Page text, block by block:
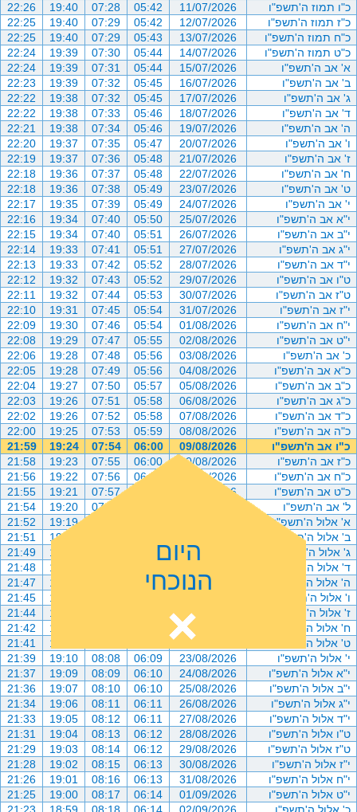
כ"ו תמוז ה'תשפ"ו
11/07/2026
05:42
07:28
19:40
22:26
כ"ז תמוז ה'תשפ"ו
12/07/2026
05:42
07:29
19:40
22:25
כ"ח תמוז ה'תשפ"ו
13/07/2026
05:43
07:29
19:40
22:25
כ"ט תמוז ה'תשפ"ו
14/07/2026
05:44
07:30
19:39
22:24
א' אב ה'תשפ"ו
15/07/2026
05:44
07:31
19:39
22:24
ב' אב ה'תשפ"ו
16/07/2026
05:45
07:32
19:39
22:23
ג' אב ה'תשפ"ו
17/07/2026
05:45
07:32
19:38
22:22
ד' אב ה'תשפ"ו
18/07/2026
05:46
07:33
19:38
22:22
ה' אב ה'תשפ"ו
19/07/2026
05:46
07:34
19:38
22:21
ו' אב ה'תשפ"ו
20/07/2026
05:47
07:35
19:37
22:20
ז' אב ה'תשפ"ו
21/07/2026
05:48
07:36
19:37
22:19
ח' אב ה'תשפ"ו
22/07/2026
05:48
07:37
19:36
22:18
ט' אב ה'תשפ"ו
23/07/2026
05:49
07:38
19:36
22:18
י' אב ה'תשפ"ו
24/07/2026
05:49
07:39
19:35
22:17
י"א אב ה'תשפ"ו
25/07/2026
05:50
07:40
19:34
22:16
י"ב אב ה'תשפ"ו
26/07/2026
05:51
07:40
19:34
22:15
י"ג אב ה'תשפ"ו
27/07/2026
05:51
07:41
19:33
22:14
י"ד אב ה'תשפ"ו
28/07/2026
05:52
07:42
19:33
22:13
ט"ו אב ה'תשפ"ו
29/07/2026
05:52
07:43
19:32
22:12
ט"ז אב ה'תשפ"ו
30/07/2026
05:53
07:44
19:32
22:11
י"ז אב ה'תשפ"ו
31/07/2026
05:54
07:45
19:31
22:10
י"ח אב ה'תשפ"ו
01/08/2026
05:54
07:46
19:30
22:09
י"ט אב ה'תשפ"ו
02/08/2026
05:55
07:47
19:29
22:08
כ' אב ה'תשפ"ו
03/08/2026
05:56
07:48
19:28
22:06
כ"א אב ה'תשפ"ו
04/08/2026
05:56
07:49
19:28
22:05
כ"ב אב ה'תשפ"ו
05/08/2026
05:57
07:50
19:27
22:04
כ"ג אב ה'תשפ"ו
06/08/2026
05:58
07:51
19:26
22:03
כ"ד אב ה'תשפ"ו
07/08/2026
05:58
07:52
19:26
22:02
כ"ה אב ה'תשפ"ו
08/08/2026
05:59
07:53
19:25
22:00
כ"ו אב ה'תשפ"ו
09/08/2026
06:00
07:54
19:24
21:59
כ"ז אב ה'תשפ"ו
10/08/2026
06:00
07:55
19:23
21:58
כ"ח אב ה'תשפ"ו
11/08/2026
06:01
07:56
19:22
21:56
כ"ט אב ה'תשפ"ו
12/08/2026
07:57
19:21
21:55
ל' אב ה'תשפ"ו
07:58
19:20
21:54
א' אלול ה'תשפ"ו
19:19
21:52
ב' אלול ה'תשפ"ו
19:18
21:51
ג' אלול ה'תשפ"ו
16/08/2026
19:17
21:49
ד' אלול ה'תשפ"ו
19:16
21:48
ה' אלול ה'תשפ"ו
18/08/2026
06:06
19:15
21:47
ו' אלול ה'תשפ"ו
19:14
21:45
ז' אלול ה'תשפ"ו
20/08/2026
19:12
21:44
ח' אלול ה'תשפ"ו
21/08/2026
19:11
21:42
ט' אלול ה'תשפ"ו
22/08/2026
19:11
21:41
י' אלול ה'תשפ"ו
23/08/2026
06:09
08:08
19:10
21:39
י"א אלול ה'תשפ"ו
24/08/2026
06:10
08:09
19:09
21:37
י"ב אלול ה'תשפ"ו
25/08/2026
06:10
08:10
19:07
21:36
י"ג אלול ה'תשפ"ו
26/08/2026
06:11
08:11
19:06
21:34
י"ד אלול ה'תשפ"ו
27/08/2026
06:11
08:12
19:05
21:33
ט"ו אלול ה'תשפ"ו
28/08/2026
06:12
08:13
19:04
21:31
ט"ז אלול ה'תשפ"ו
29/08/2026
06:12
08:14
19:03
21:29
י"ז אלול ה'תשפ"ו
30/08/2026
06:13
08:15
19:02
21:28
י"ח אלול ה'תשפ"ו
31/08/2026
06:13
08:16
19:01
21:26
י"ט אלול ה'תשפ"ו
01/09/2026
06:14
08:17
19:00
21:25
היום
הנוכחי